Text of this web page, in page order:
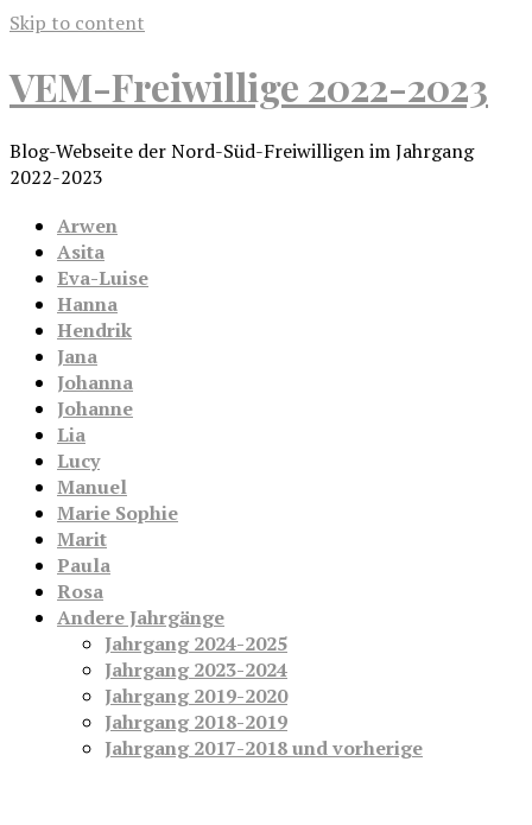
Skip to content
VEM-Freiwillige 2022-2023
Blog-Webseite der Nord-Süd-Freiwilligen im Jahrgang
2022-2023
Arwen
Asita
Eva-Luise
Hanna
Hendrik
Jana
Johanna
Johanne
Lia
Lucy
Manuel
Marie Sophie
Marit
Paula
Rosa
Andere Jahrgänge
Jahrgang 2024-2025
Jahrgang 2023-2024
Jahrgang 2019-2020
Jahrgang 2018-2019
Jahrgang 2017-2018 und vorherige